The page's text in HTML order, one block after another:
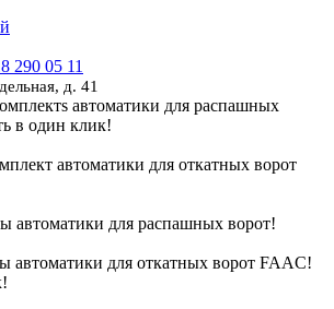
290 05 11
д. 41
автоматики для распашных
в один клик!
автоматики для откатных ворот
автоматики для распашных ворот!
автоматики для откатных ворот FAAC!